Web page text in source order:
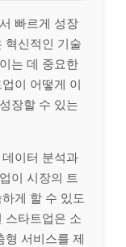
빠르게 성장
혁신적인 기술
는 데 중요한
이 어떻게 이
장할 수 있는
이터 분석과
이 시장의 트
게 할 수 있도
스타트업은 소
형 서비스를 제